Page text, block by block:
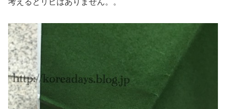
考えるとリピはありません。。